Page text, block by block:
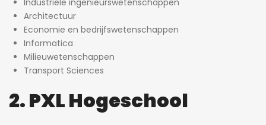
Industriële ingenieurswetenschappen
Architectuur
Economie en bedrijfswetenschappen
Informatica
Milieuwetenschappen
Transport Sciences
2. PXL Hogeschool